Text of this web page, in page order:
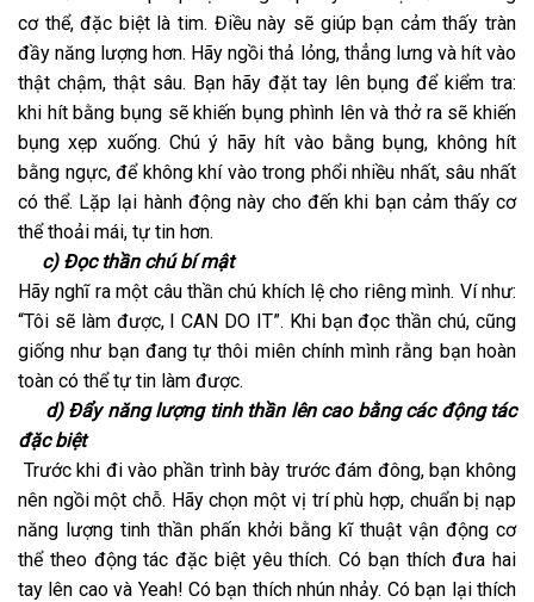
cơ thể, đặc biệt là tim. Điều này sẽ giúp bạn cảm thấy tràn
đầy năng lượng hơn. Hãy ngồi thả lỏng, thẳng lưng và hít vào
thật chậm, thật sâu. Bạn hãy đặt tay lên bụng để kiểm tra:
khi hít bằng bụng sẽ khiến bụng phình lên và thở ra sẽ khiến
bụng xẹp xuống. Chú ý hãy hít vào bằng bụng, không hít
bằng ngực, để không khí vào trong phổi nhiều nhất, sâu nhất
có thể. Lặp lại hành động này cho đến khi bạn cảm thấy cơ
thể thoải mái, tự tin hơn.
c) Đọc thần chú bí mật
Hãy nghĩ ra một câu thần chú khích lệ cho riêng mình. Ví như:
“Tôi sẽ làm được, I CAN DO IT”. Khi bạn đọc thần chú, cũng
giống như bạn đang tự thôi miên chính mình rằng bạn hoàn
toàn có thể tự tin làm được.
d) Đẩy năng lượng tinh thần lên cao bằng các động tác
đặc biệt
Trước khi đi vào phần trình bày trước đám đông, bạn không
nên ngồi một chỗ. Hãy chọn một vị trí phù hợp, chuẩn bị nạp
năng lượng tinh thần phấn khởi bằng kĩ thuật vận động cơ
thể theo động tác đặc biệt yêu thích. Có bạn thích đưa hai
tay lên cao và Yeah! Có bạn thích nhún nhảy. Có bạn lại thích